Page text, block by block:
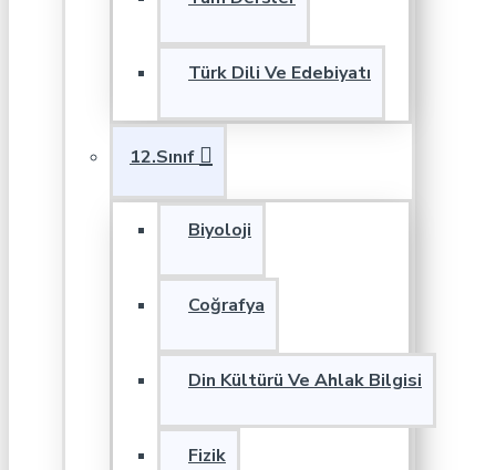
Türk Dili Ve Edebiyatı
12.Sınıf
Biyoloji
Coğrafya
Din Kültürü Ve Ahlak Bilgisi
Fizik